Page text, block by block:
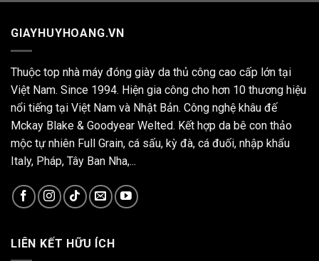
GIAYHUYHOANG.VN
Thuộc top nhà máy đóng giày da thủ công cao cấp lớn tại
Việt Nam. Since 1994. Hiện gia công cho hơn 10 thương hiệu
nổi tiếng tại Việt Nam và Nhật Bản. Công nghệ khâu đế
Mckay Blake & Goodyear Welted. Kết hợp da bê con thảo
mộc tự nhiên Full Grain, cá sấu, kỳ đà, cá đuối, nhập khẩu
Italy, Pháp, Tây Ban Nha,...
LIÊN KẾT HỮU ÍCH